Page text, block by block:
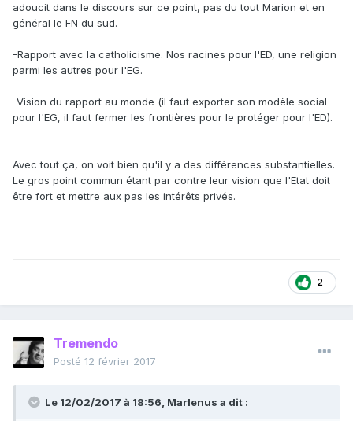
adoucit dans le discours sur ce point, pas du tout Marion et en
général le FN du sud.
-Rapport avec la catholicisme. Nos racines pour l'ED, une religion
parmi les autres pour l'EG.
-Vision du rapport au monde (il faut exporter son modèle social
pour l'EG, il faut fermer les frontières pour le protéger pour l'ED).
Avec tout ça, on voit bien qu'il y a des différences substantielles.
Le gros point commun étant par contre leur vision que l'Etat doit
être fort et mettre aux pas les intérêts privés.
2
Tremendo
Posté 12 février 2017
Le 12/02/2017 à 18:56, Marlenus a dit :